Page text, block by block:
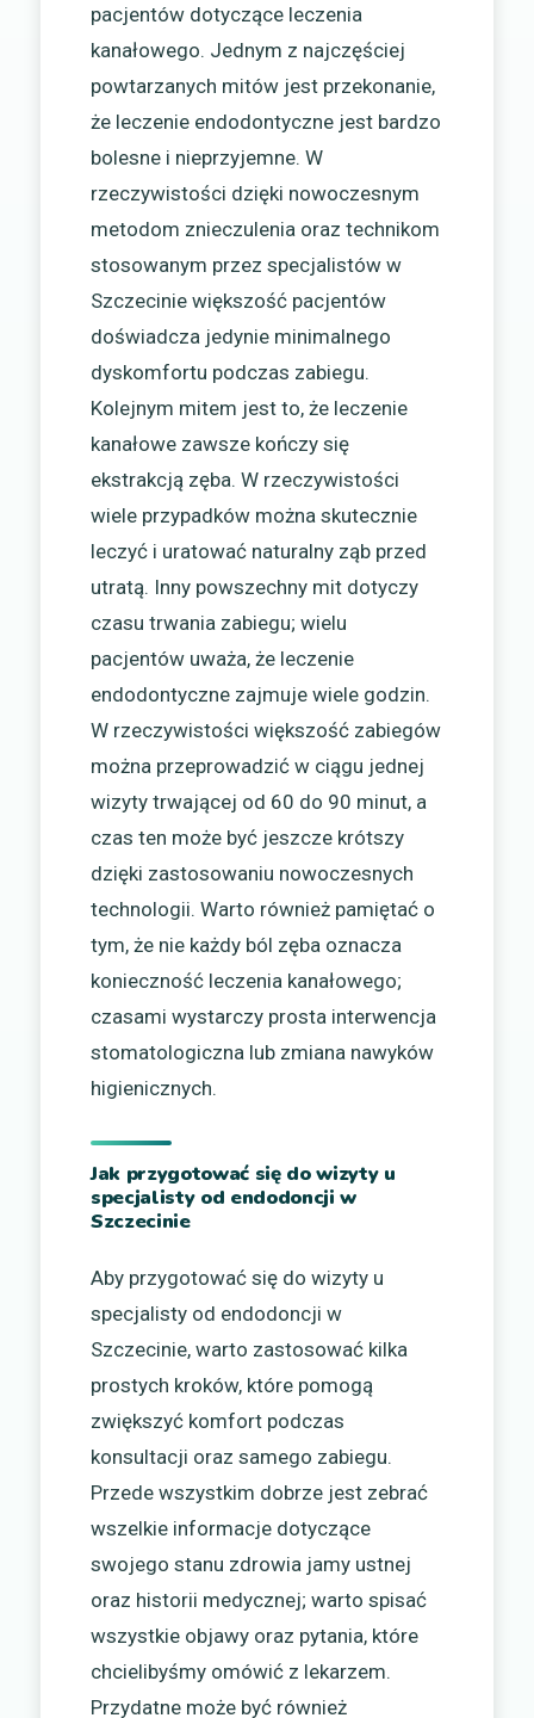
pacjentów dotyczące leczenia
kanałowego. Jednym z najczęściej
powtarzanych mitów jest przekonanie,
że leczenie endodontyczne jest bardzo
bolesne i nieprzyjemne. W
rzeczywistości dzięki nowoczesnym
metodom znieczulenia oraz technikom
stosowanym przez specjalistów w
Szczecinie większość pacjentów
doświadcza jedynie minimalnego
dyskomfortu podczas zabiegu.
Kolejnym mitem jest to, że leczenie
kanałowe zawsze kończy się
ekstrakcją zęba. W rzeczywistości
wiele przypadków można skutecznie
leczyć i uratować naturalny ząb przed
utratą. Inny powszechny mit dotyczy
czasu trwania zabiegu; wielu
pacjentów uważa, że leczenie
endodontyczne zajmuje wiele godzin.
W rzeczywistości większość zabiegów
można przeprowadzić w ciągu jednej
wizyty trwającej od 60 do 90 minut, a
czas ten może być jeszcze krótszy
dzięki zastosowaniu nowoczesnych
technologii. Warto również pamiętać o
tym, że nie każdy ból zęba oznacza
konieczność leczenia kanałowego;
czasami wystarczy prosta interwencja
stomatologiczna lub zmiana nawyków
higienicznych.
Jak przygotować się do wizyty u
specjalisty od endodoncji w
Szczecinie
Aby przygotować się do wizyty u
specjalisty od endodoncji w
Szczecinie, warto zastosować kilka
prostych kroków, które pomogą
zwiększyć komfort podczas
konsultacji oraz samego zabiegu.
Przede wszystkim dobrze jest zebrać
wszelkie informacje dotyczące
swojego stanu zdrowia jamy ustnej
oraz historii medycznej; warto spisać
wszystkie objawy oraz pytania, które
chcielibyśmy omówić z lekarzem.
Przydatne może być również